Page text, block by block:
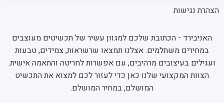
הצהרת נגישות
האניבירד - הכתובת שלכם למגוון עשיר של תכשיטים מעוצבים
במחירים משתלמים. אצלנו תמצאו שרשראות, צמידים, טבעות
ועגילים בעיצובים מרהיבים, עם אפשרות לחריטה והתאמה אישית.
הצוות המקצועי שלנו כאן כדי לעזור לכם למצוא את התכשיט
המושלם, במחיר המושלם.